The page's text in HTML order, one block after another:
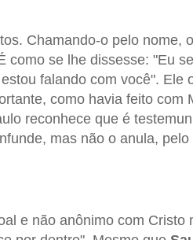
Chamando-o pelo nome,
como se lhe dissesse: "Eu
falando com você". Ele
como havia feito com
reconhece que é
mas não o anula,
e não anônimo com Cristo